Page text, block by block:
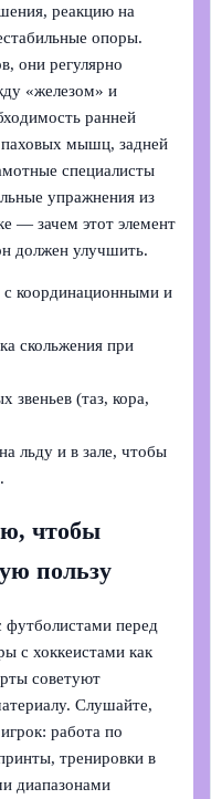
реакцию на
опоры.
они регулярно
«железом» и
ранней
мышц, задней
специалисты
упражнения из
— зачем этот элемент
должен улучшить.
координационными и
скольжения при
звеньев (таз, кора,
льду и в зале, чтобы
чтобы
пользу
перед
с хоккеистами как
советуют
Слушайте,
работа по
тренировки в
диапазонами